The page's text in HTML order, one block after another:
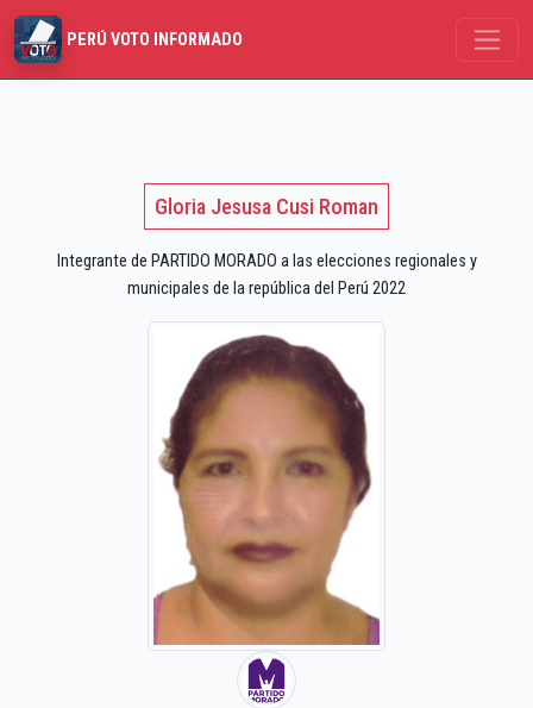
PERÚ VOTO INFORMADO
Gloria Jesusa Cusi Roman
Integrante de PARTIDO MORADO a las elecciones regionales y
municipales de la república del Perú 2022